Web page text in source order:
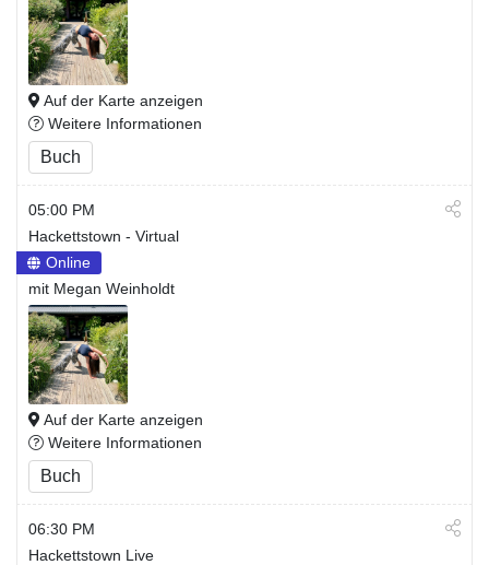
Auf der Karte anzeigen
Weitere Informationen
Buch
05:00 PM
Hackettstown - Virtual
Online
mit Megan Weinholdt
Auf der Karte anzeigen
Weitere Informationen
Buch
06:30 PM
Hackettstown Live